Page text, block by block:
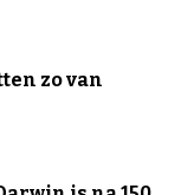
zo van